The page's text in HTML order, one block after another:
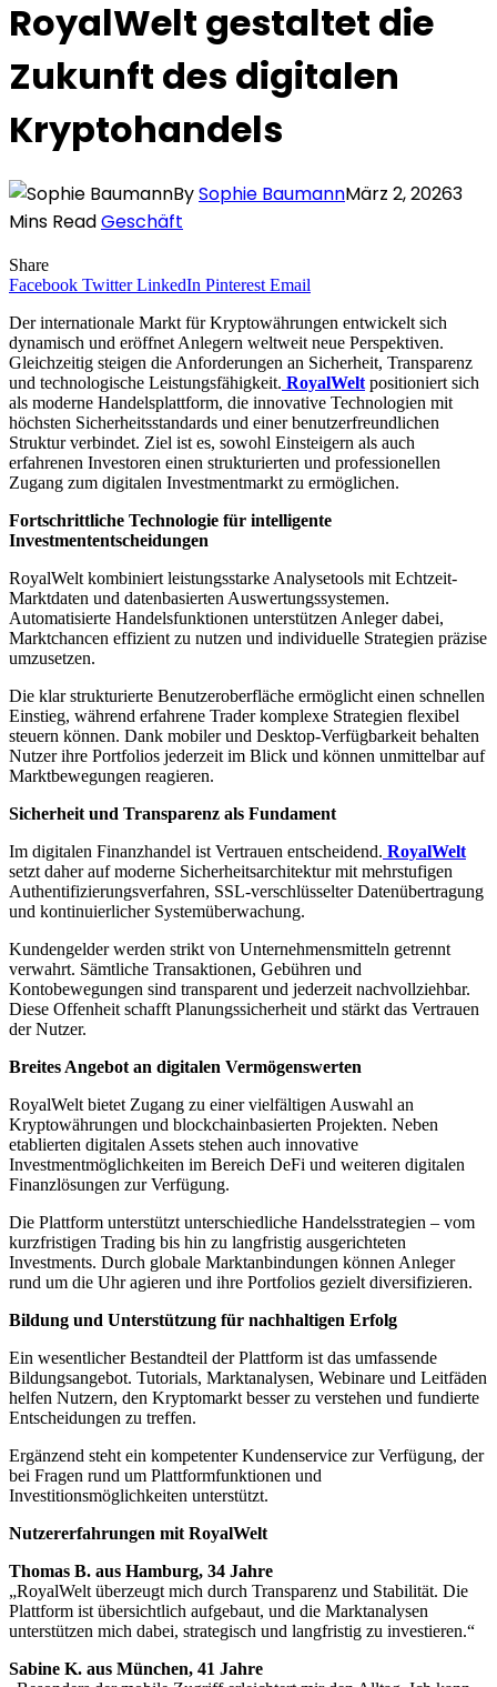
RoyalWelt gestaltet die
Zukunft des digitalen
Kryptohandels
BySophie BaumannMärz 2, 20263
Mins ReadGeschäft
Share
Facebook Twitter LinkedIn Pinterest Email
Der internationale Markt für Kryptowährungen entwickelt sich
dynamisch und eröffnet Anlegern weltweit neue Perspektiven.
Gleichzeitig steigen die Anforderungen an Sicherheit, Transparenz
und technologische Leistungsfähigkeit. RoyalWelt positioniert sich
als moderne Handelsplattform, die innovative Technologien mit
höchsten Sicherheitsstandards und einer benutzerfreundlichen
Struktur verbindet. Ziel ist es, sowohl Einsteigern als auch
erfahrenen Investoren einen strukturierten und professionellen
Zugang zum digitalen Investmentmarkt zu ermöglichen.
Fortschrittliche Technologie für intelligente
Investmententscheidungen
RoyalWelt kombiniert leistungsstarke Analysetools mit Echtzeit-
Marktdaten und datenbasierten Auswertungssystemen.
Automatisierte Handelsfunktionen unterstützen Anleger dabei,
Marktchancen effizient zu nutzen und individuelle Strategien präzise
umzusetzen.
Die klar strukturierte Benutzeroberfläche ermöglicht einen schnellen
Einstieg, während erfahrene Trader komplexe Strategien flexibel
steuern können. Dank mobiler und Desktop-Verfügbarkeit behalten
Nutzer ihre Portfolios jederzeit im Blick und können unmittelbar auf
Marktbewegungen reagieren.
Sicherheit und Transparenz als Fundament
Im digitalen Finanzhandel ist Vertrauen entscheidend. RoyalWelt
setzt daher auf moderne Sicherheitsarchitektur mit mehrstufigen
Authentifizierungsverfahren, SSL-verschlüsselter Datenübertragung
und kontinuierlicher Systemüberwachung.
Kundengelder werden strikt von Unternehmensmitteln getrennt
verwahrt. Sämtliche Transaktionen, Gebühren und
Kontobewegungen sind transparent und jederzeit nachvollziehbar.
Diese Offenheit schafft Planungssicherheit und stärkt das Vertrauen
der Nutzer.
Breites Angebot an digitalen Vermögenswerten
RoyalWelt bietet Zugang zu einer vielfältigen Auswahl an
Kryptowährungen und blockchainbasierten Projekten. Neben
etablierten digitalen Assets stehen auch innovative
Investmentmöglichkeiten im Bereich DeFi und weiteren digitalen
Finanzlösungen zur Verfügung.
Die Plattform unterstützt unterschiedliche Handelsstrategien – vom
kurzfristigen Trading bis hin zu langfristig ausgerichteten
Investments. Durch globale Marktanbindungen können Anleger
rund um die Uhr agieren und ihre Portfolios gezielt diversifizieren.
Bildung und Unterstützung für nachhaltigen Erfolg
Ein wesentlicher Bestandteil der Plattform ist das umfassende
Bildungsangebot. Tutorials, Marktanalysen, Webinare und Leitfäden
helfen Nutzern, den Kryptomarkt besser zu verstehen und fundierte
Entscheidungen zu treffen.
Ergänzend steht ein kompetenter Kundenservice zur Verfügung, der
bei Fragen rund um Plattformfunktionen und
Investitionsmöglichkeiten unterstützt.
Nutzererfahrungen mit RoyalWelt
Thomas B. aus Hamburg, 34 Jahre
„RoyalWelt überzeugt mich durch Transparenz und Stabilität. Die
Plattform ist übersichtlich aufgebaut, und die Marktanalysen
unterstützen mich dabei, strategisch und langfristig zu investieren.“
Sabine K. aus München, 41 Jahre